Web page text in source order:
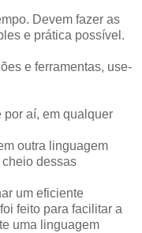
Devem fazer as
e prática possível.
e ferramentas, use-
por aí, em qualquer
outra linguagem
dessas
um eficiente
feito para facilitar a
uma linguagem